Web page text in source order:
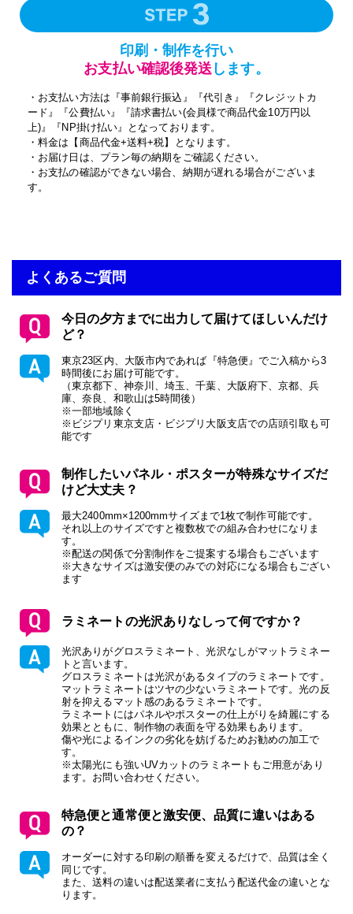
印刷・制作を行い
お支払い確認後発送 します。
・お支払い方法は『事前銀行振込』『代引き』『クレジットカ
ード』『公費払い』『請求書払い(会員様で商品代金10万円以
上)』『NP掛け払い』となっております。
・料金は【商品代金+送料+税】となります。
・お届け日は、プラン毎の納期をご確認ください。
・お支払の確認ができない場合、納期が遅れる場合がございま
す。
よくあるご質問
今日の夕方までに出力して届けてほしいんだけ
ど？
東京23区内、大阪市内であれば『特急便』でご入稿から3
時間後にお届け可能です。
（東京都下、神奈川、埼玉、千葉、大阪府下、京都、兵
庫、奈良、和歌山は5時間後）
※一部地域除く
※ビジプリ東京支店・ビジプリ大阪支店での店頭引取も可
能です
制作したいパネル・ポスターが特殊なサイズだ
けど大丈夫？
最大2400mm×1200mmサイズまで1枚で制作可能です。
それ以上のサイズですと複数枚での組み合わせになりま
す。
※配送の関係で分割制作をご提案する場合もございます
※大きなサイズは激安便のみでの対応になる場合もござい
ます
ラミネートの光沢ありなしって何ですか？
光沢ありがグロスラミネート、光沢なしがマットラミネー
トと言います。
グロスラミネートは光沢があるタイプのラミネートです。
マットラミネートはツヤの少ないラミネートです。光の反
射を抑えるマット感のあるラミネートです。
ラミネートにはパネルやポスターの仕上がりを綺麗にする
効果とともに、制作物の表面を守る効果もあります。
傷や光によるインクの劣化を妨げるためお勧めの加工で
す。
※太陽光にも強いUVカットのラミネートもご用意があり
ます。お問い合わせください。
特急便と通常便と激安便、品質に違いはある
の？
オーダーに対する印刷の順番を変えるだけで、品質は全く
同じです。
また、送料の違いは配送業者に支払う配送代金の違いとな
ります。